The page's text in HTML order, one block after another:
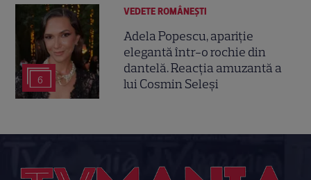
6
VEDETE ROMÂNEŞTI
Adela Popescu, apariție
elegantă într-o rochie din
dantelă. Reacția amuzantă a
lui Cosmin Seleși